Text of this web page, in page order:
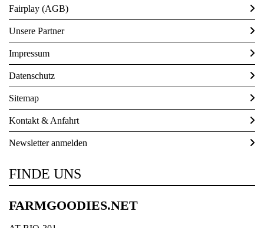
Fairplay (AGB)
Unsere Partner
Impressum
Datenschutz
Sitemap
Kontakt & Anfahrt
Newsletter anmelden
FINDE UNS
FARMGOODIES.NET